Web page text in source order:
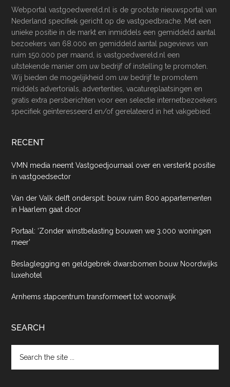
Webportal vastgoedwereld.nl is de grootste nieuwsportal van
Nederland specifiek gericht op de vastgoedbrache. Met een
unieke positie in de markt en inmiddels een gemiddeld aantal
bezoekers van 68.000 en gemiddeld aantal pageviews van
ruim 150.000 per maand, is vastgoedwereld.nl een
uitstekende manier om uw bedrijf of instelling te promoten.
Wij bieden de mogelijkheid om uw bedrijf te promotem
middels advertorials, advertenties, vacatureplaatsingen en
gratis extra persberichten voor een selectie internetbezoekers
specifiek geïnteresseerd en/of gerelateerd in het vakgebied.
RECENT
VMN media neemt Vastgoedjournaal over en versterkt positie
in vastgoedsector
Van der Valk delft onderspit: bouw ruim 800 appartementen
in Haarlem gaat door
Portaal: ‘Zonder winstbelasting bouwen we 3.000 woningen
meer’
Beslaglegging en geldgebrek dwarsbomen bouw Noordwijks
luxehotel
Arnhems stapcentrum transformeert tot woonwijk
SEARCH
the